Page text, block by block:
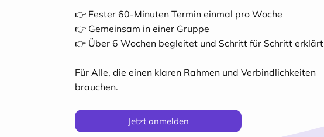
👉 Fester 60-Minuten Termin einmal pro Woche
👉 Gemeinsam in einer Gruppe
👉 Über 6 Wochen begleitet und Schritt für Schritt erklärt
Für Alle, die einen klaren Rahmen und Verbindlichkeiten
brauchen.
Jetzt anmelden